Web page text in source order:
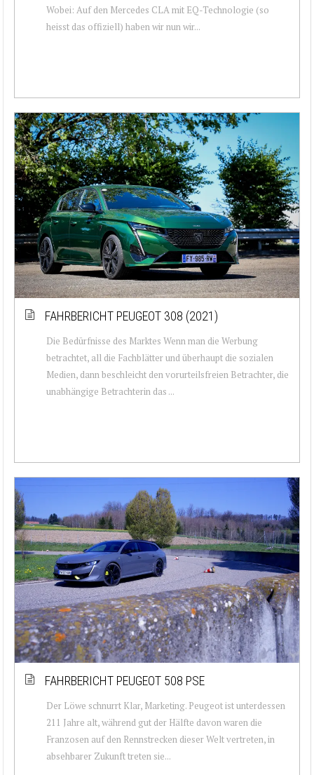
Wobei: Auf den Mercedes CLA mit EQ-Technologie (so
heisst das offiziell) haben wir nun wir...
FAHRBERICHT PEUGEOT 308 (2021)
Die Bedürfnisse des Marktes Wenn man die Werbung
betrachtet, all die Fachblätter und überhaupt die sozialen
Medien, dann beschleicht den vorurteilsfreien Betrachter, die
unabhängige Betrachterin das ...
FAHRBERICHT PEUGEOT 508 PSE
Der Löwe schnurrt Klar, Marketing. Peugeot ist unterdessen
211 Jahre alt, während gut der Hälfte davon waren die
Franzosen auf den Rennstrecken dieser Welt vertreten, in
absehbarer Zukunft treten sie...